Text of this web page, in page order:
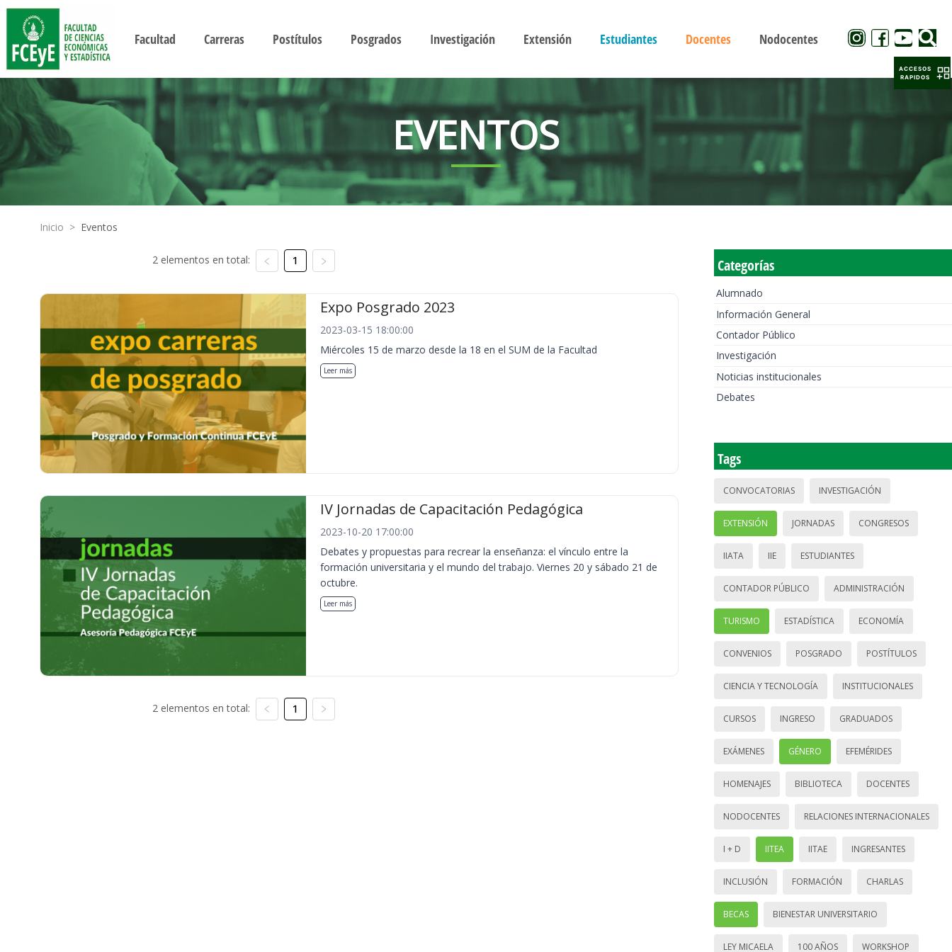
Facultad Carreras Postítulos Posgrados Investigación Extensión Estudiantes Docentes Nodocentes
EVENTOS
Inicio > Eventos
2 elementos en total: 1
Expo Posgrado 2023
2023-03-15 18:00:00
Miércoles 15 de marzo desde la 18 en el SUM de la Facultad
Leer más
IV Jornadas de Capacitación Pedagógica
2023-10-20 17:00:00
Debates y propuestas para recrear la enseñanza: el vínculo entre la
formación universitaria y el mundo del trabajo. Viernes 20 y sábado 21 de
octubre.
Leer más
2 elementos en total: 1
Categorías
Alumnado
Información General
Contador Público
Investigación
Noticias institucionales
Debates
Tags
CONVOCATORIAS INVESTIGACIÓN
EXTENSIÓN JORNADAS CONGRESOS
IIATA IIE ESTUDIANTES
CONTADOR PÚBLICO ADMINISTRACIÓN
TURISMO ESTADÍSTICA ECONOMÍA
CONVENIOS POSGRADO POSTÍTULOS
CIENCIA Y TECNOLOGÍA INSTITUCIONALES
CURSOS INGRESO GRADUADOS
EXÁMENES GÉNERO EFEMÉRIDES
HOMENAJES BIBLIOTECA DOCENTES
NODOCENTES RELACIONES INTERNACIONALES
I + D IITEA IITAE INGRESANTES
INCLUSIÓN FORMACIÓN CHARLAS
BECAS BIENESTAR UNIVERSITARIO
LEY MICAELA 100 AÑOS WORKSHOP
ACCESOS
RAPIDOS